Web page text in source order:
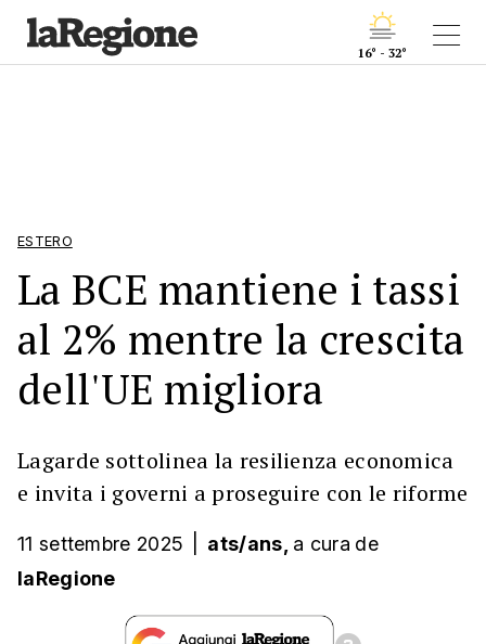
16° - 32°
ESTERO
La BCE mantiene i tassi
al 2% mentre la crescita
dell'UE migliora
Lagarde sottolinea la resilienza economica
e invita i governi a proseguire con le riforme
11 settembre 2025 ats/ans, a cura de
laRegione